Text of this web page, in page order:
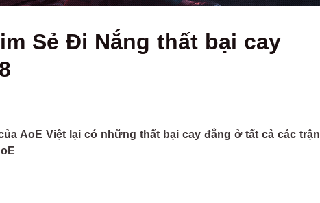
Sẻ Đi Nắng thất bại cay
AoE Việt lại có những thất bại cay đắng ở tất cả các trận